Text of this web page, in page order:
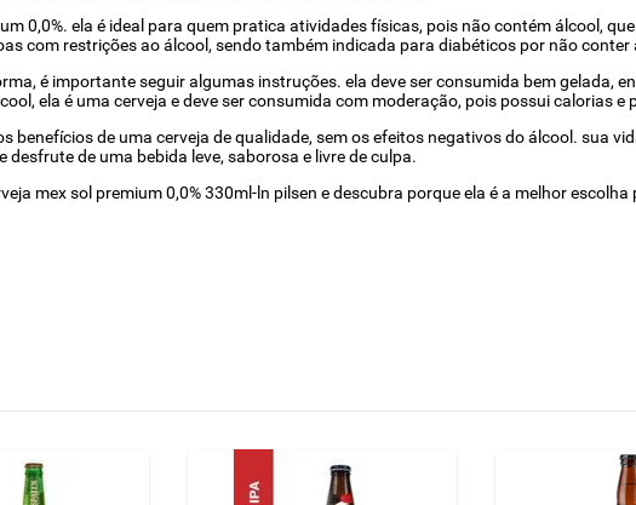
0,0%. ela é ideal para quem pratica atividades físicas, pois não contém álcool,
com restrições ao álcool, sendo também indicada para diabéticos por não conter
é importante seguir algumas instruções. ela deve ser consumida bem gelada,
ela é uma cerveja e deve ser consumida com moderação, pois possui calorias
benefícios de uma cerveja de qualidade, sem os efeitos negativos do álcool. sua
de uma bebida leve, saborosa e livre de culpa.
mex sol premium 0,0% 330ml-ln pilsen e descubra porque ela é a melhor